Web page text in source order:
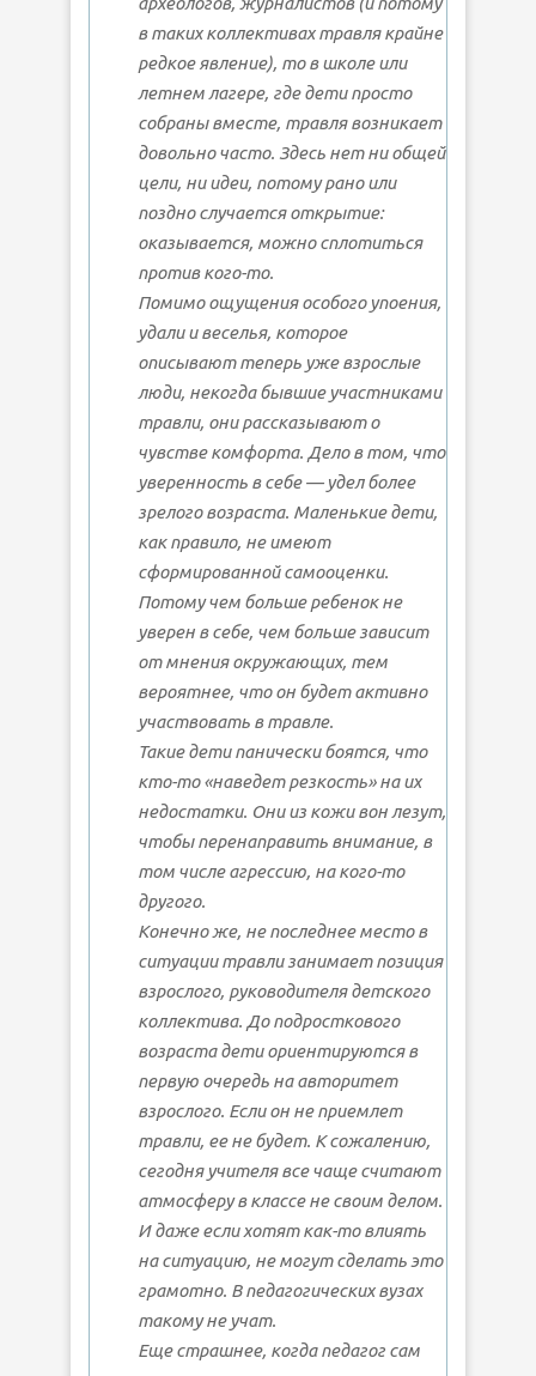
в таких коллективах травля крайне
редкое явление), то в школе или
летнем лагере, где дети просто
собраны вместе, травля возникает
довольно часто. Здесь нет ни общей
цели, ни идеи, потому рано или
поздно случается открытие:
оказывается, можно сплотиться
против кого-то.
Помимо ощущения особого упоения,
удали и веселья, которое
описывают теперь уже взрослые
люди, некогда бывшие участниками
травли, они рассказывают о
чувстве комфорта. Дело в том, что
уверенность в себе — удел более
зрелого возраста. Маленькие дети,
как правило, не имеют
сформированной самооценки.
Потому чем больше ребенок не
уверен в себе, чем больше зависит
от мнения окружающих, тем
вероятнее, что он будет активно
участвовать в травле.
Такие дети панически боятся, что
кто-то «наведет резкость» на их
недостатки. Они из кожи вон лезут,
чтобы перенаправить внимание, в
том числе агрессию, на кого-то
другого.
Конечно же, не последнее место в
ситуации травли занимает позиция
взрослого, руководителя детского
коллектива. До подросткового
возраста дети ориентируются в
первую очередь на авторитет
взрослого. Если он не приемлет
травли, ее не будет. К сожалению,
сегодня учителя все чаще считают
атмосферу в классе не своим делом.
И даже если хотят как-то влиять
на ситуацию, не могут сделать это
грамотно. В педагогических вузах
такому не учат.
Еще страшнее, когда педагог сам